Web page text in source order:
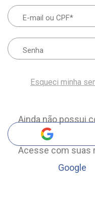
Esqueci minha
Ainda não possui
Acesse com suas
Google